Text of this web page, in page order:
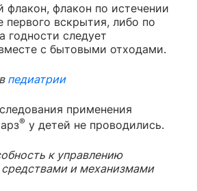
флакон, флакон по истечении
первого вскрытия, либо по
годности следует
с бытовыми отходами.
педиатрии
применения
® у детей не проводились.
к управлению
и механизмами